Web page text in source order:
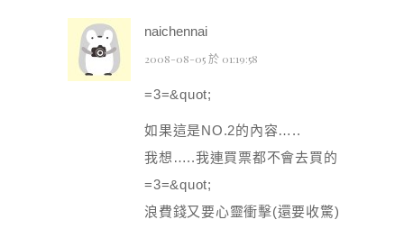
naichennai
2008-08-05 於 01:19:58
=3=&quot;
如果這是NO.2的內容…..
我想…..我連買票都不會去買的
=3=&quot;
浪費錢又要心靈衝擊(還要收驚)